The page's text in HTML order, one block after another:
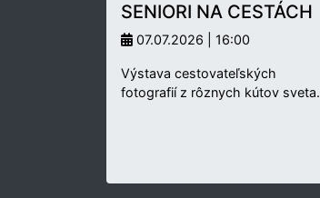
SENIORI NA CESTÁCH
07.07.2026 | 16:00
Výstava cestovateľských
fotografií z rôznych kútov sveta.